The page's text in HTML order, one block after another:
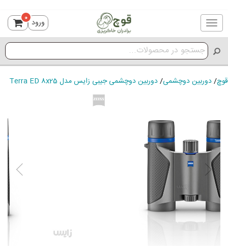
Toggle
navigation
ورود 0
قوچ/دوربین دوچشمی/دوربین دوچشمی جیبی زایس مدل Terra ED 8x25